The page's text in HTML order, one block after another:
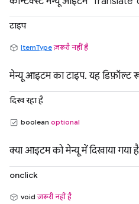
टाइप
ItemType ज़रूरी नहीं है
मेन्यू आइटम का टाइप. यह डिफ़ॉल्ट
दिख रहा है
boolean optional
क्या आइटम को मेन्यू में दिखाया गया
onclick
voidज़रूरी नहीं है